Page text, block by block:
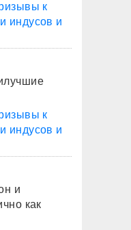
к
индусов и
к
индусов и
и
как